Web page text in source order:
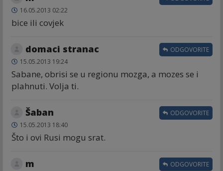
16.05.2013 02:22
bice ili covjek
domaci stranac
15.05.2013 19:24
Sabane, obrisi se u regionu mozga, a mozes se i
plahnuti. Volja ti.
ODGOVORITE
Šaban
15.05.2013 18:40
Što i ovi Rusi mogu srat.
ODGOVORITE
m ODGOVORITE